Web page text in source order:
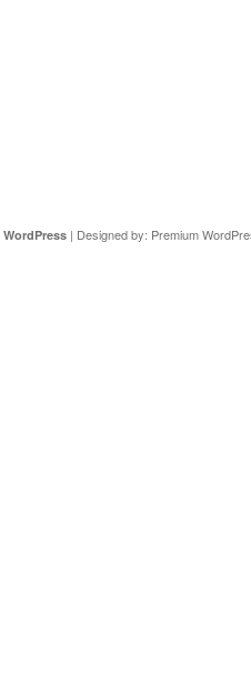
WordPress| Designed by: Premium